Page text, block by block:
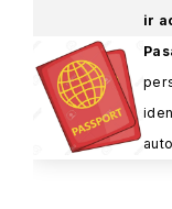
ir